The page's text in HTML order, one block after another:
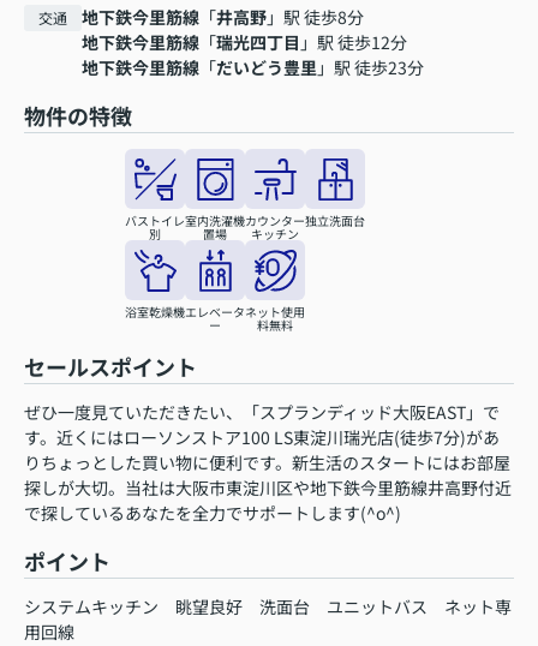
交通 地下鉄今里筋線 「井高野」駅 徒歩8分
地下鉄今里筋線 「瑞光四丁目 」駅 徒歩12分
地下鉄今里筋線 「だいどう豊里」駅 徒歩23分
物件の特徴
バストイレ
別
室内洗濯機
置場
カウンター
キッチン
独立洗面台
浴室乾燥機エレベータ
ー
ネット使用
料無料
セールスポイント
ぜひ一度見ていただきたい、「スプランディッド大阪EAST」で
す。近くにはローソンストア100 LS東淀川瑞光店(徒歩7分)があ
りちょっとした買い物に便利です。新生活のスタートにはお部屋
探しが大切。当社は大阪市東淀川区や地下鉄今里筋線井高野付近
で探しているあなたを全力でサポートします(^o^)
ポイント
システムキッチン 眺望良好 洗面台 ユニットバス
ネット専
用回線